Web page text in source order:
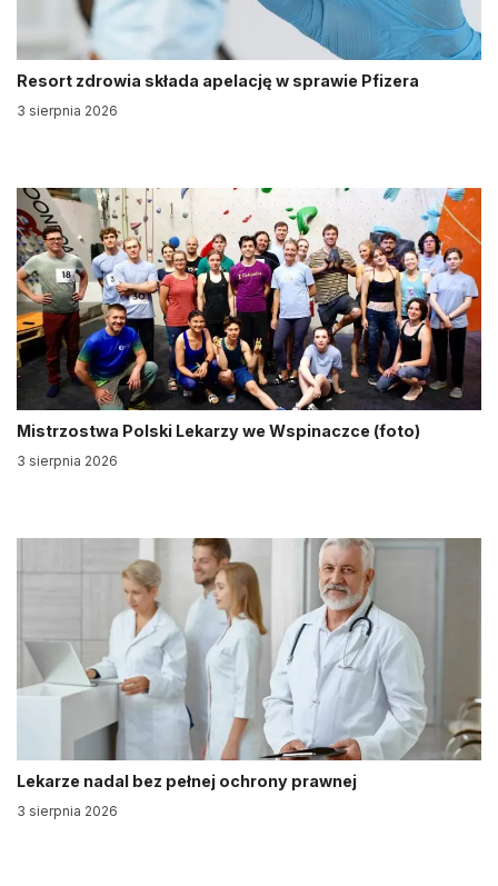
Resort zdrowia składa apelację w sprawie Pfizera
3 sierpnia 2026
Mistrzostwa Polski Lekarzy we Wspinaczce (foto)
3 sierpnia 2026
Lekarze nadal bez pełnej ochrony prawnej
3 sierpnia 2026